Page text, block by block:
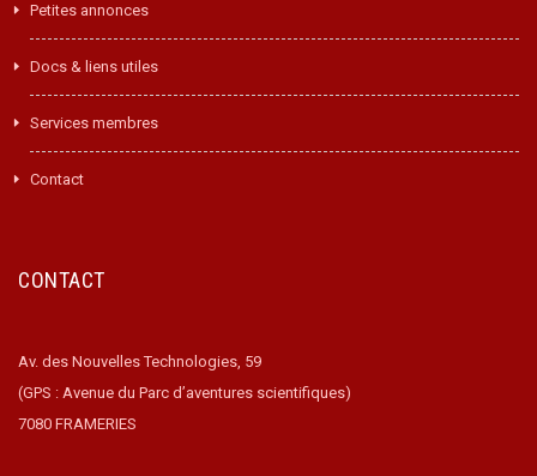
Petites annonces
Docs & liens utiles
Services membres
Contact
CONTACT
Av. des Nouvelles Technologies, 59
(GPS : Avenue du Parc d’aventures scientifiques)
7080 FRAMERIES